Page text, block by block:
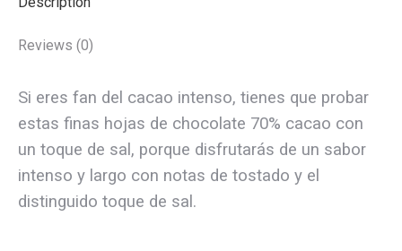
Reviews (0)
Si eres fan del cacao intenso, tienes que probar
estas finas hojas de chocolate 70% cacao con
un toque de sal, porque disfrutarás de un sabor
intenso y largo con notas de tostado y el
distinguido toque de sal.